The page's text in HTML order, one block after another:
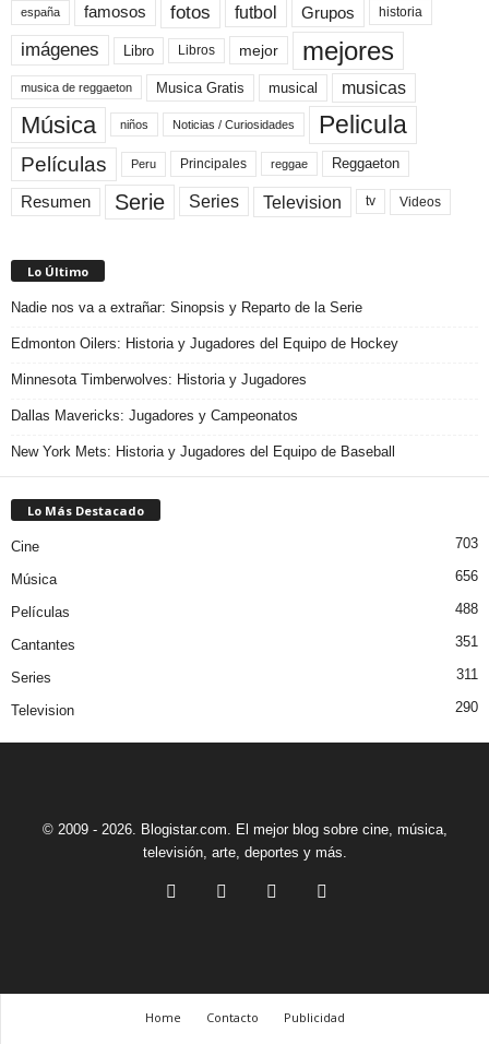
españa famosos fotos futbol Grupos historia
imágenes Libro Libros mejor mejores
musica de reggaeton Musica Gratis musical musicas
Música niños Noticias / Curiosidades Pelicula
Películas Peru Principales reggae Reggaeton
Resumen Serie Series Television tv Videos
Lo Último
Nadie nos va a extrañar: Sinopsis y Reparto de la Serie
Edmonton Oilers: Historia y Jugadores del Equipo de Hockey
Minnesota Timberwolves: Historia y Jugadores
Dallas Mavericks: Jugadores y Campeonatos
New York Mets: Historia y Jugadores del Equipo de Baseball
Lo Más Destacado
Cine 703
Música 656
Películas 488
Cantantes 351
Series 311
Television 290
© 2009 - 2026. Blogistar.com. El mejor blog sobre cine, música,
televisión, arte, deportes y más.
Home Contacto Publicidad